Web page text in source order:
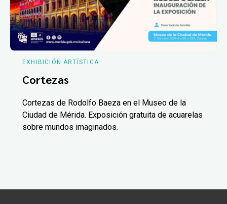
EXHIBICIÓN ARTÍSTICA
Cortezas
Cortezas de Rodolfo Baeza en el Museo de la
Ciudad de Mérida. Exposición gratuita de acuarelas
sobre mundos imaginados.